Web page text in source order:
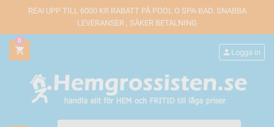
REA! UPP TILL 6000 KR RABATT PÅ POOL O SPA-BAD. SNABBA
LEVERANSER , SÄKER BETALNING
shopping_cart
0
person Logga in